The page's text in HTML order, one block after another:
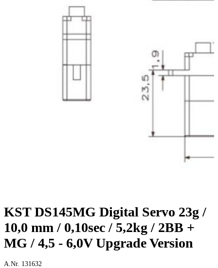
KST DS145MG Digital Servo 23g /
10,0 mm / 0,10sec / 5,2kg / 2BB +
MG / 4,5 - 6,0V Upgrade Version
A.Nr. 131632